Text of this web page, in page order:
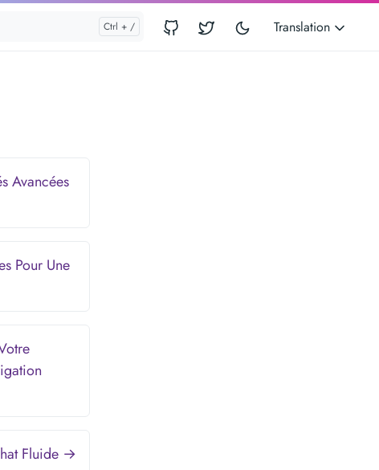
Translation
Avancées
Pour Une
Fluide →